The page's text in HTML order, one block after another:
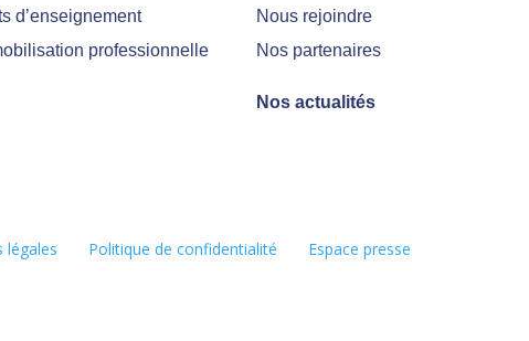
d’enseignement
professionnelle
Nous rejoindre
Nos partenaires
Nos actualités
légales Politique de confidentialité Espace presse